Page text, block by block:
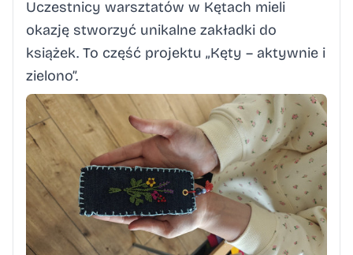
Uczestnicy warsztatów w Kętach mieli
okazję stworzyć unikalne zakładki do
książek. To część projektu „Kęty – aktywnie i
zielono”.